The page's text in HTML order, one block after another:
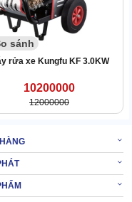
sánh
rửa xe Kungfu KF 3.0KW
10200000
12000000